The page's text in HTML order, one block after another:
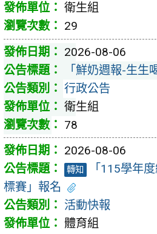
衛生組
29
2026-08-06
「鮮奶週報-生生
行政公告
衛生組
78
2026-08-06
轉知
「115學年
標賽」報名
活動快報
體育組